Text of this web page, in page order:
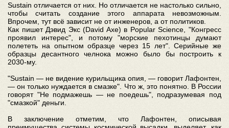
Sustain отличается от них. Но отличается не настолько сильно,
чтобы считать создание этого аппарата невозможным.
Впрочем, тут всё зависит не от инженеров, а от политиков.
Как пишет Дэвид Экс (David Axe) в Popular Science, "Конгресс
проявил интерес", и потому "морские пехотинцы думают
полететь на опытном образце через 15 лет". Серийные же
образцы десантного челнока можно было бы построить к
2030-му.
"Sustain — не видение курильщика опия, — говорит Лафонтен,
— он только нуждается в смазке". Что ж, это понятно. В России
говорят "Не подмажешь — не поедешь", подразумевая под
"смазкой" деньги.
В заключение отметим, что Лафонтен, описывая